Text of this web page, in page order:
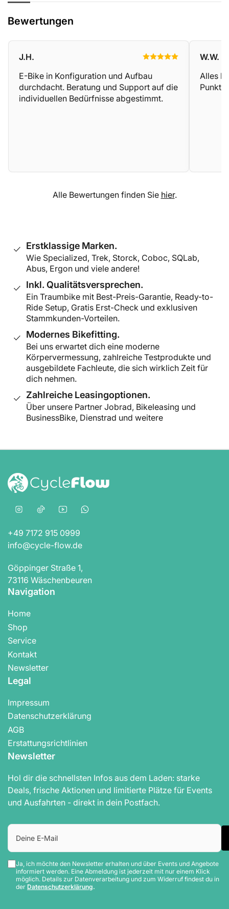
Bewertungen
J.H.
E-Bike in Konfiguration und Aufbau
durchdacht. Beratung und Support auf die
individuellen Bedürfnisse abgestimmt.
W.W.
Alles
Alle Bewertungen finden Sie hier.
Erstklassige Marken.
Wie Specialized, Trek, Storck, Coboc, SQLab,
Abus, Ergon und viele andere!
Inkl. Qualitätsversprechen.
Ein Traumbike mit Best-Preis-Garantie, Ready-to-
Ride Setup, Gratis Erst-Check und exklusiven
Stammkunden-Vorteilen.
Modernes Bikefitting.
Bei uns erwartet dich eine moderne
Körpervermessung, zahlreiche Testprodukte und
ausgebildete Fachleute, die sich wirklich Zeit für
dich nehmen.
Zahlreiche Leasingoptionen.
Über unsere Partner Jobrad, Bikeleasing und
BusinessBike, Dienstrad und weitere
InstagramTikTokYouTubeWhatsApp
+49 7172 915 0999
info@cycle-flow.de
Göppinger Straße 1,
73116 Wäschenbeuren
Navigation
Home
Shop
Service
Kontakt
Newsletter
Legal
Impressum
Datenschutzerklärung
AGB
Erstattungsrichtlinien
Newsletter
Hol dir die schnellsten Infos aus dem Laden: starke
Deals, frische Aktionen und limitierte Plätze für Events
und Ausfahrten - direkt in dein Postfach.
Deine
Ja, ich möchte den Newsletter erhalten und über Events und Angebote
informiert werden. Eine Abmeldung ist jederzeit mit nur einem Klick
möglich. Details zur Datenverarbeitung und zum Widerruf findest du in
der Datenschutzerklärung.